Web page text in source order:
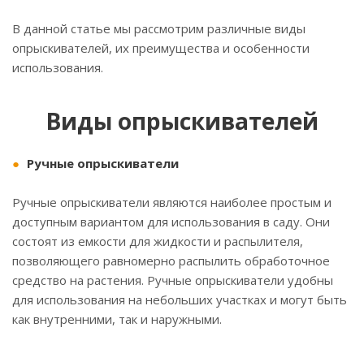
В данной статье мы рассмотрим различные виды
опрыскивателей, их преимущества и особенности
использования.
Виды опрыскивателей
Ручные опрыскиватели
Ручные опрыскиватели являются наиболее простым и
доступным вариантом для использования в саду. Они
состоят из емкости для жидкости и распылителя,
позволяющего равномерно распылить обработочное
средство на растения. Ручные опрыскиватели удобны
для использования на небольших участках и могут быть
как внутренними, так и наружными.